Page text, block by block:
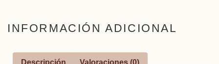
INFORMACIÓN ADICIONAL
Descripción Valoraciones (0)